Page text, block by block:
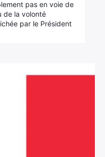
pas en voie de
de la volonté
par le Président